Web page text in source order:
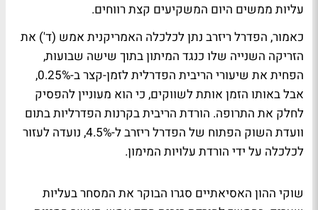
עליות ממשים היום המשקיעים קצת רווחים.
כאמור, הפדרל ריזרב נתן לכלכלה האמריקנית אמש (ד') את
הזריקה השנייה שלו כנגד המיתון בתוך שישה שבועות,
הפחית את שיעורי הריבית הפדרלית לזמן-קצר ב-0.25%,
אבל באותו הזמן אותת לשווקים, כי הוא מעוניין להפסיק
לחלק את התרופה. הורדת הריבית בקרנות הפדרליות בתום
וועדת השוק הפתוח של הפדרל ריזרב ל-4.5%, נועדה לעזור
לכלכלה על ידי הורדת עלויות המימון.
שוקי ההון האסיאתיים סגרו הבוקר את המסחר בעליות